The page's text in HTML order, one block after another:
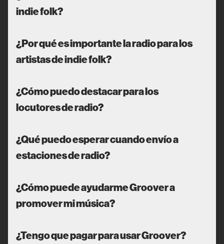
indie folk?
¿Por qué es importante la radio para los
artistas de indie folk?
¿Cómo puedo destacar para los
locutores de radio?
¿Qué puedo esperar cuando envío a
estaciones de radio?
¿Cómo puede ayudarme Groover a
promover mi música?
¿Tengo que pagar para usar Groover?